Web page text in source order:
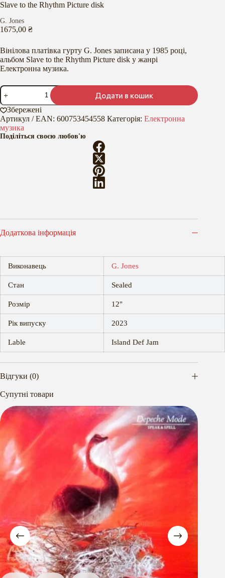
Slave to the Rhythm Picture disk
G. Jones
1675,00 ₴
Вінілова платівка гурту G. Jones записана у 1985 році,
альбом Slave to the Rhythm Picture disk у жанрі
Електронна музика.
Slave
to
the
Rhythm
Picture
disk
кількість
Додати в кошик
Збережені
Артикул / EAN: 600753454558 Категорія: Електронна
музика
Поділіться своєю любов'ю
Додаткова інформація
Виконавець G. Jones
Стан Sealed
Розмір 12"
Рік випуску 2023
Lable Island Def Jam
Відгуки (0)
Супутні товари